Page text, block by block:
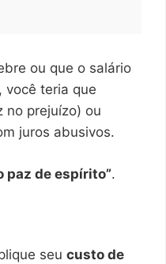
ou que o salário
você teria que
no prejuízo) ou
juros abusivos.
paz de espírito”.
seu custo de